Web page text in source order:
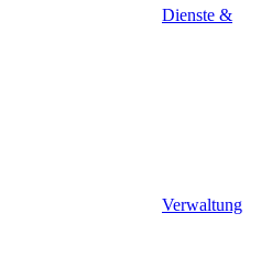
Dienste &
Verwaltung